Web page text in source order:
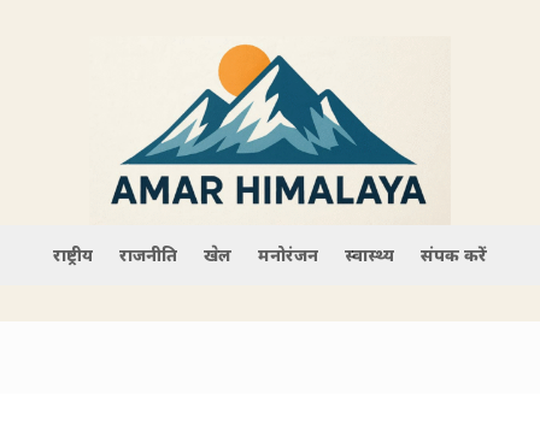
राष्ट्रीय राजनीति खेल मनोरंजन स्वास्थ्य संपर्क करें